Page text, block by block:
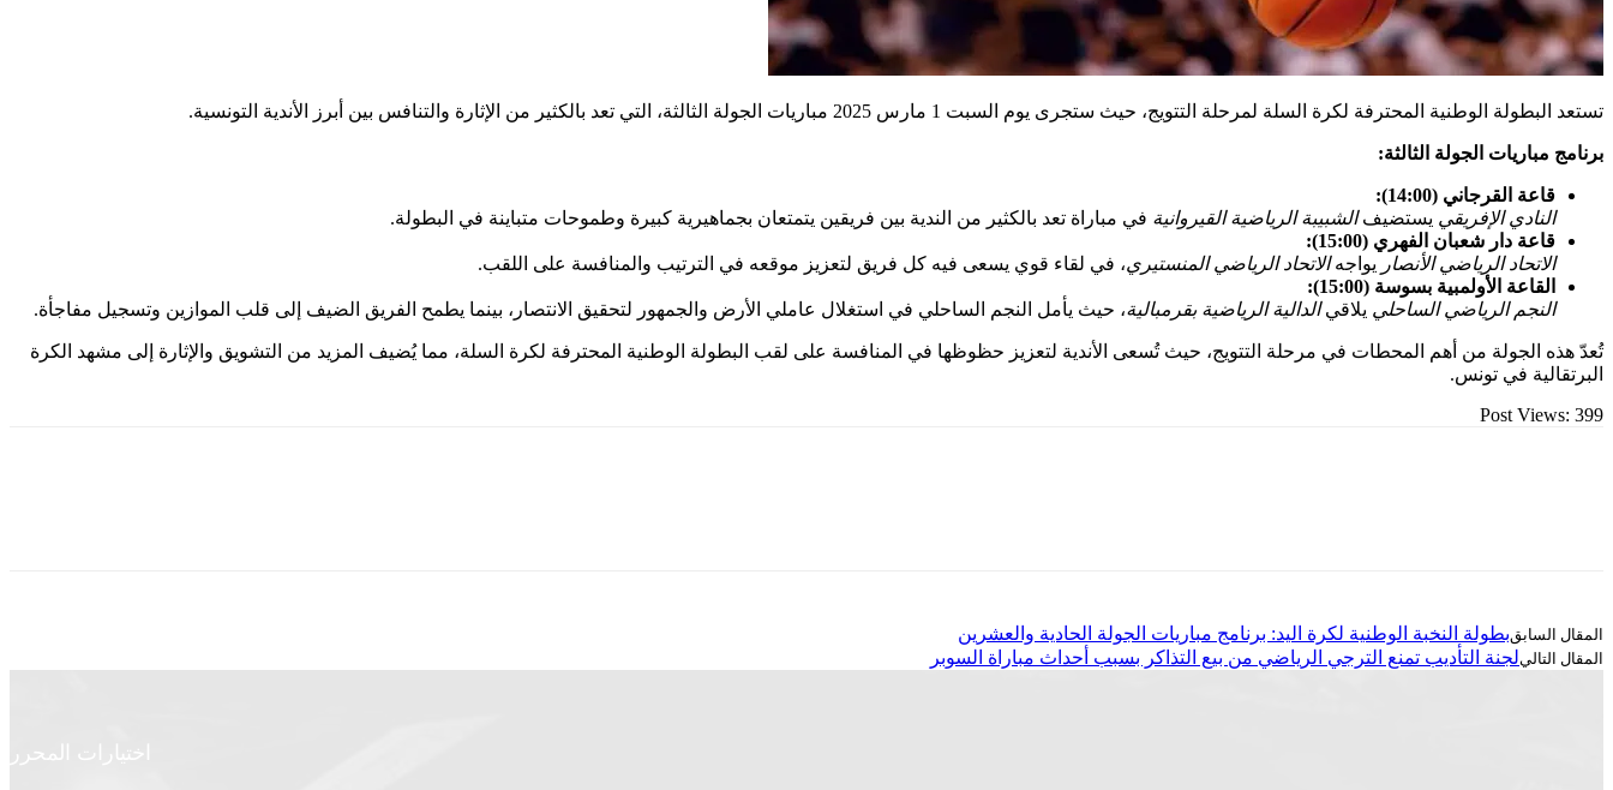
تستعد البطولة الوطنية المحترفة لكرة السلة لمرحلة التتويج، حيث ستجرى يوم السبت 1 مارس 2025 مباريات الجولة الثالثة، التي تعد بالكثير من الإثارة والتنافس بين أبرز الأندية التونسية.
برنامج مباريات الجولة الثالثة:
قاعة القرجاني (14:00):
النادي الإفريقي يستضيفالشبيبة الرياضية القيروانية في مباراة تعد بالكثير من الندية بين فريقين يتمتعان بجماهيرية كبيرة وطموحات متباينة في البطولة.
قاعة دار شعبان الفهري (15:00):
الاتحاد الرياضي الأنصار يواجهالاتحاد الرياضي المنستيري، في لقاء قوي يسعى فيه كل فريق لتعزيز موقعه في الترتيب والمنافسة على اللقب.
القاعة الأولمبية بسوسة (15:00):
النجم الرياضي الساحلي يلاقيالدالية الرياضية بقرمبالية، حيث يأمل النجم الساحلي في استغلال عاملي الأرض والجمهور لتحقيق الانتصار، بينما يطمح الفريق الضيف إلى قلب الموازين وتسجيل مفاجأة.
تُعدّ هذه الجولة من أهم المحطات في مرحلة التتويج، حيث تُسعى الأندية لتعزيز حظوظها في المنافسة على لقب البطولة الوطنية المحترفة لكرة السلة، مما يُضيف المزيد من التشويق والإثارة إلى مشهد الكرة
البرتقالية في تونس.
Post Views: 399
بطولة النخبة الوطنية لكرة اليد: برنامج مباريات الجولة الحادية والعشرين
لجنة التأديب تمنع الترجي الرياضي من بيع التذاكر بسبب أحداث مباراة السوبر
اختيارات المحرر